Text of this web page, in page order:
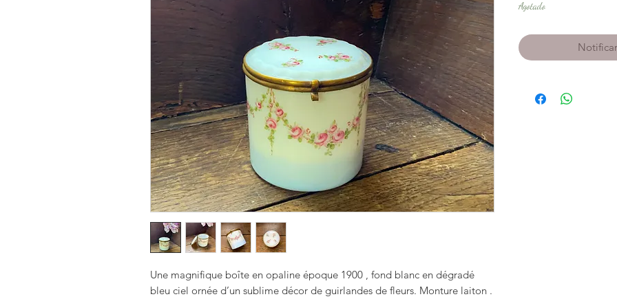
Une magnifique boîte en opaline époque 1900 , fond blanc en dégradé
bleu ciel ornée d’un sublime décor de guirlandes de fleurs. Monture laiton .
Agotado